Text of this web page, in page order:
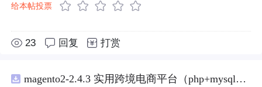
给本帖投票
23 回复 打赏
magento2-2.4.3 实用跨境电商平台（php+mysql+redis）